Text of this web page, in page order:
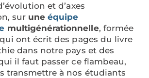
et d’axes
sur uneéquipe
multigénérationnelle, formée
ont écrit des pages du livre
dans notre pays et des
il faut passer ce flambeau,
transmettre à nos étudiants